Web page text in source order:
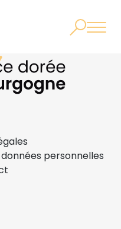
personnelles